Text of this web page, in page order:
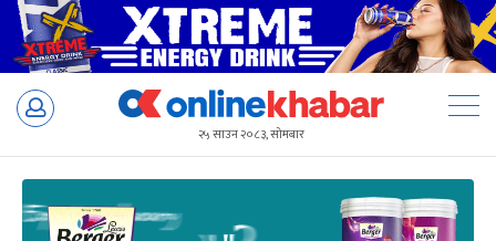
Skip
२५ साउन २०८३, सोमबार